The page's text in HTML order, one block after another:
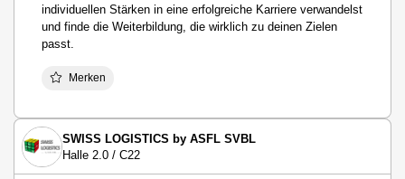
individuellen Stärken in eine erfolgreiche Karriere verwandelst
und finde die Weiterbildung, die wirklich zu deinen Zielen
passt.
Merken
SWISS LOGISTICS by ASFL SVBL
Halle 2.0 / C22